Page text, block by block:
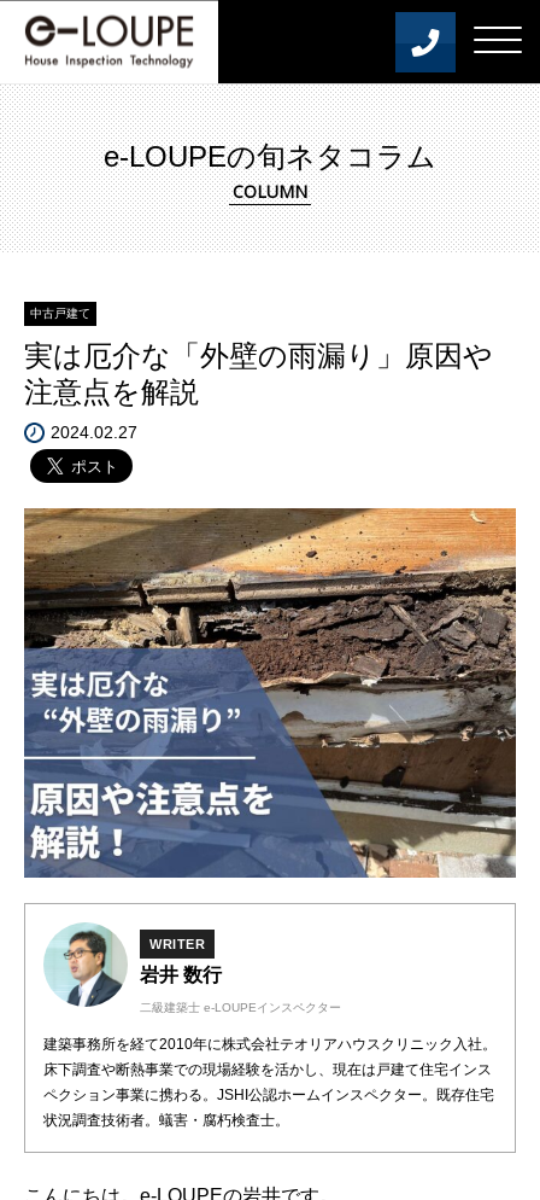
e-LOUPEの旬ネタコラム
中古戸建て
実は厄介な「外壁の雨漏り」原因や
注意点を解説
2024.02.27
WRITER
岩井 数行
二級建築士 e-LOUPEインスペクター
建築事務所を経て2010年に株式会社テオリアハウスクリニック入社。
床下調査や断熱事業での現場経験を活かし、現在は戸建て住宅インス
ペクション事業に携わる。JSHI公認ホームインスペクター。既存住宅
状況調査技術者。蟻害・腐朽検査士。
こんにちは。e-LOUPEの岩井です。